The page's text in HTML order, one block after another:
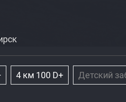
4 км 100 D+ Детский